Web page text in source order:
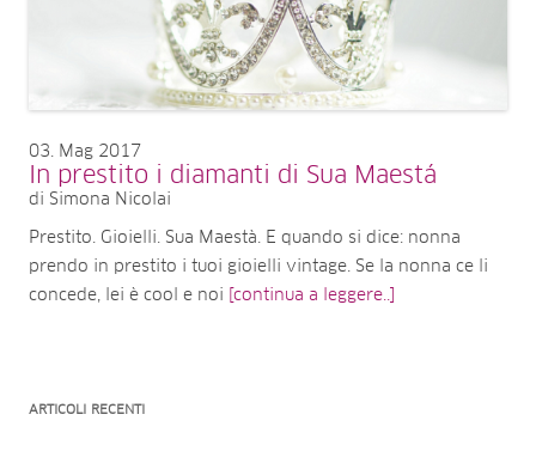
03 Mag 2017
In prestito i diamanti di Sua Maestá
di Simona Nicolai
Prestito. Gioielli. Sua Maestà. E quando si dice: nonna
prendo in prestito i tuoi gioielli vintage. Se la nonna ce li
concede, lei è cool e noi
[continua a leggere..]
ARTICOLI RECENTI